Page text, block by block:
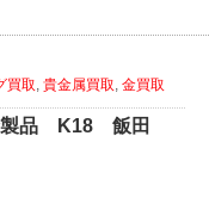
買取,貴金属買取,金買取
品 K18 飯田